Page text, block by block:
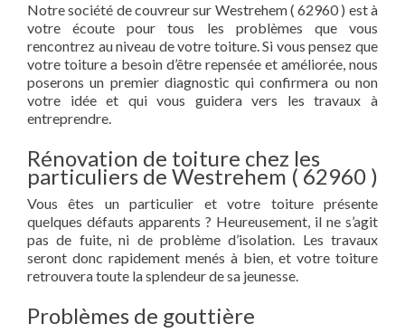
Notre société de couvreur sur Westrehem ( 62960 ) est à
votre écoute pour tous les problèmes que vous
rencontrez au niveau de votre toiture. Si vous pensez que
votre toiture a besoin d’être repensée et améliorée, nous
poserons un premier diagnostic qui confirmera ou non
votre idée et qui vous guidera vers les travaux à
entreprendre.
Rénovation de toiture chez les
particuliers de Westrehem ( 62960 )
Vous êtes un particulier et votre toiture présente
quelques défauts apparents ? Heureusement, il ne s’agit
pas de fuite, ni de problème d’isolation. Les travaux
seront donc rapidement menés à bien, et votre toiture
retrouvera toute la splendeur de sa jeunesse.
Problèmes de gouttière